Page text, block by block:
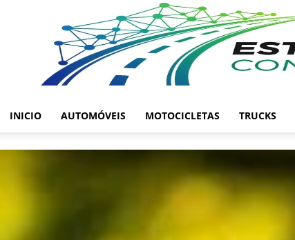
INICIO AUTOMÓVEIS MOTOCICLETAS TRUCKS